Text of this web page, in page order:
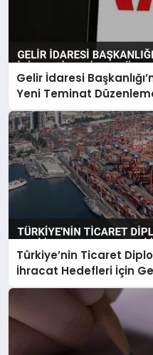
Gelir İdaresi
Yeni Teminat
Türkiye’nin Ticaret
İhracat Hedefleri İçin